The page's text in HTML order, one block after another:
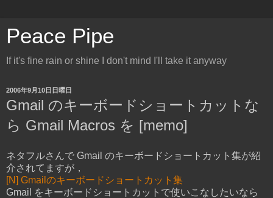
Peace Pipe
If it's fine rain or shine I don't mind I'll take it anyway
2006年9月10日日曜日
Gmail のキーボードショートカットな
ら Gmail Macros を [memo]
ネタフルさんで Gmail のキーボードショートカット集が紹
介されてますが，
[N] Gmailのキーボードショートカット集
Gmail をキーボードショートカットで使いこなしたいなら